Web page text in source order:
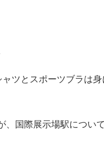
ツとスポーツブラは身
国際展示場駅につい